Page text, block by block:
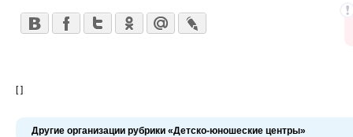
[ ]
Другие организации рубрики «Детско-юношеские центры»